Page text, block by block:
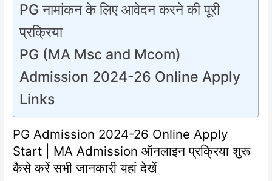
PG नामांकन के लिए आवेदन करने की पूरी
प्रक्रिया
PG (MA Msc and Mcom)
Admission 2024-26 Online Apply
Links
PG Admission 2024-26 Online Apply
Start | MA Admission ऑनलाइन प्रक्रिया शुरू
कैसे करें सभी जानकारी यहां देखें